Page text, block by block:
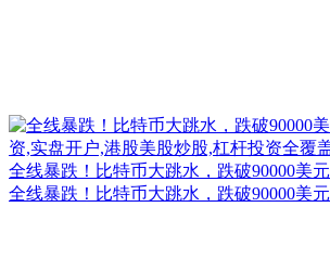
全线暴跌！比特币大跳水，跌破90000美元
全线暴跌！比特币大跳水，跌破90000美元